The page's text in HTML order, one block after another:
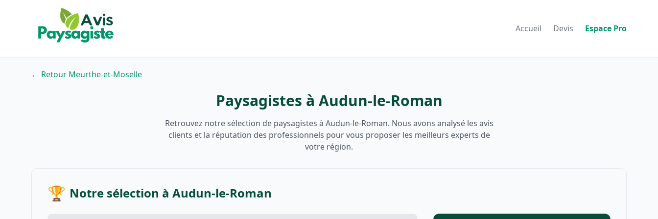
Accueil Devis Espace Pro
← Retour Meurthe-et-Moselle
Paysagistes à Audun-le-Roman
Retrouvez notre sélection de paysagistes à Audun-le-Roman. Nous avons analysé les avis
clients et la réputation des professionnels pour vous proposer les meilleurs experts de
votre région.
🏆 Notre sélection à Audun-le-Roman